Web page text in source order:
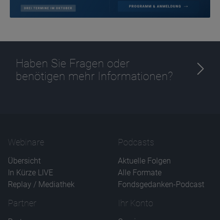
Haben Sie Fragen oder
benötigen mehr Informationen?
Webinare
Übersicht
In Kürze LIVE
Replay / Mediathek
Podcasts
Aktuelle Folgen
Alle Formate
Fondsgedanken-Podcast
Partner Ihr Konto